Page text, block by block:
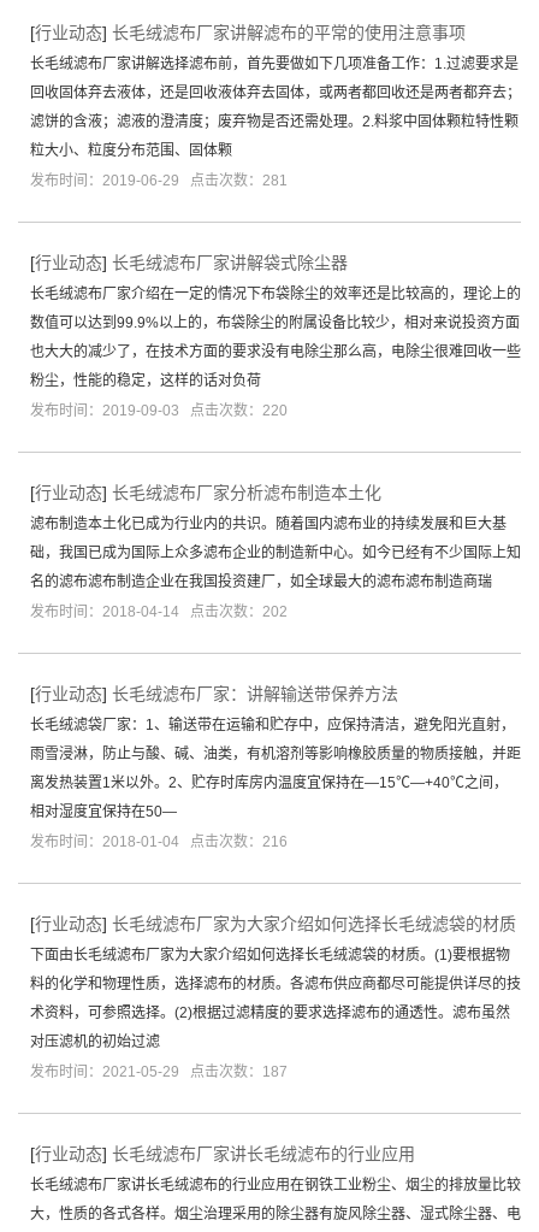
[行业动态] 长毛绒滤布厂家讲解滤布的平常的使用注意事项
长毛绒滤布厂家讲解选择滤布前，首先要做如下几项准备工作：1.过滤要求是
回收固体弃去液体，还是回收液体弃去固体，或两者都回收还是两者都弃去；
滤饼的含液；滤液的澄清度；废弃物是否还需处理。2.料浆中固体颗粒特性颗
粒大小、粒度分布范围、固体颗
发布时间：2019-06-29 点击次数：281
[行业动态] 长毛绒滤布厂家讲解袋式除尘器
长毛绒滤布厂家介绍在一定的情况下布袋除尘的效率还是比较高的，理论上的
数值可以达到99.9%以上的，布袋除尘的附属设备比较少，相对来说投资方面
也大大的减少了，在技术方面的要求没有电除尘那么高，电除尘很难回收一些
粉尘，性能的稳定，这样的话对负荷
发布时间：2019-09-03 点击次数：220
[行业动态] 长毛绒滤布厂家分析滤布制造本土化
滤布制造本土化已成为行业内的共识。随着国内滤布业的持续发展和巨大基
础，我国已成为国际上众多滤布企业的制造新中心。如今已经有不少国际上知
名的滤布滤布制造企业在我国投资建厂，如全球最大的滤布滤布制造商瑞
发布时间：2018-04-14 点击次数：202
[行业动态] 长毛绒滤布厂家：讲解输送带保养方法
长毛绒滤袋厂家：1、输送带在运输和贮存中，应保持清洁，避免阳光直射，
雨雪浸淋，防止与酸、碱、油类，有机溶剂等影响橡胶质量的物质接触，并距
离发热装置1米以外。2、贮存时库房内温度宜保持在—15℃—+40℃之间，
相对湿度宜保持在50—
发布时间：2018-01-04 点击次数：216
[行业动态] 长毛绒滤布厂家为大家介绍如何选择长毛绒滤袋的材质
下面由长毛绒滤布厂家为大家介绍如何选择长毛绒滤袋的材质。(1)要根据物
料的化学和物理性质，选择滤布的材质。各滤布供应商都尽可能提供详尽的技
术资料，可参照选择。(2)根据过滤精度的要求选择滤布的通透性。滤布虽然
对压滤机的初始过滤
发布时间：2021-05-29 点击次数：187
[行业动态] 长毛绒滤布厂家讲长毛绒滤布的行业应用
长毛绒滤布厂家讲长毛绒滤布的行业应用在钢铁工业粉尘、烟尘的排放量比较
大，性质的各式各样。烟尘治理采用的除尘器有旋风除尘器、湿式除尘器、电